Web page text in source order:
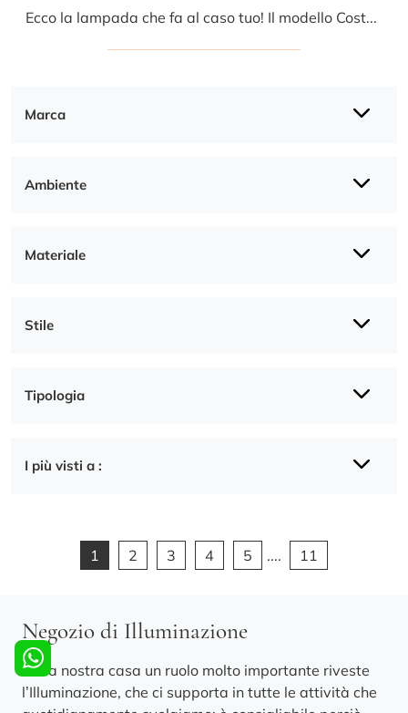
Marca
Ambiente
Materiale
Stile
Tipologia
I più visti a :
Ecco la lampada che fa al caso tuo! Il modello Costantina è una tra le nostre lampade da terra di Mogg.
1 2 3 4 5 .... 11
Negozio di Illuminazione
Nella nostra casa un ruolo molto importante riveste
l’Illuminazione, che ci supporta in tutte le attività che